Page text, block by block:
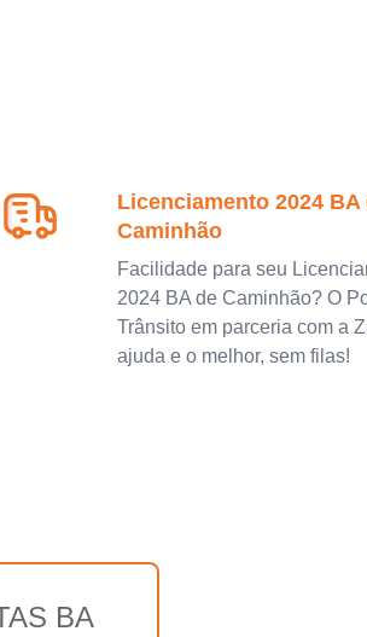
Licenciamento 2024 BA
Caminhão
Facilidade para seu
2024 BA de Caminhão? O
Trânsito em parceria com a
ajuda e o melhor, sem filas!
BA